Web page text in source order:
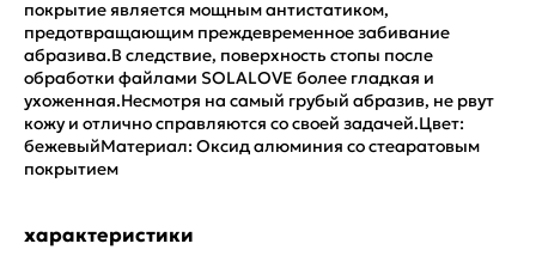
покрытие является мощным антистатиком,
предотвращающим преждевременное забивание
абразива.В следствие, поверхность стопы после
обработки файлами SOLALOVE более гладкая и
ухоженная.Несмотря на самый грубый абразив, не рвут
кожу и отлично справляются со своей задачей.Цвет:
бежевыйМатериал: Оксид алюминия сo стеаратовым
покрытием
характеристики